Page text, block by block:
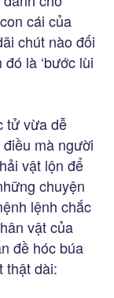
cái của
chút nào đối
là ‘bước lùi
tử vừa dễ
mà người
vật lộn để
chuyện
lệnh chắc
vật của
đề hóc búa
thật dài: